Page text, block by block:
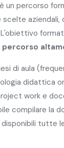
un percorso
aziendali,
percorso
di aula
didattica
work e
compilare la
tutte